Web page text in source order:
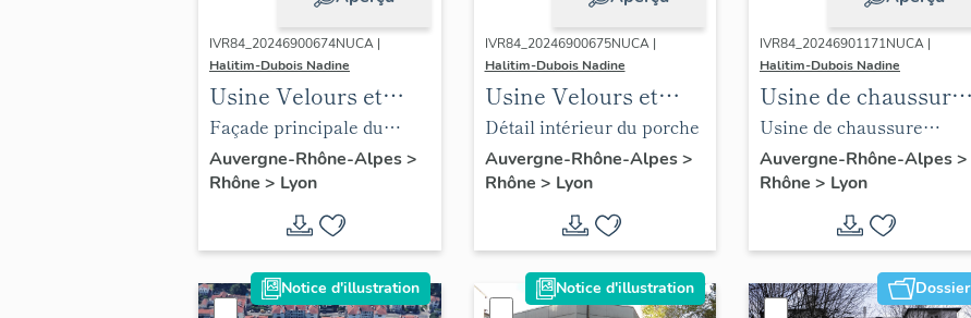
IVR84_20246900674NUCA |
Halitim-Dubois Nadine
Usine Velours et
Peluches Lyon 3e
Façade principale du
bâtiment de la rue
Baraban
Auvergne-Rhône-Alpes>
Rhône > Lyon
IVR84_20246900675NUCA |
Halitim-Dubois Nadine
Usine Velours et
Peluches Lyon 3e
Détail intérieur du porche
Auvergne-Rhône-Alpes>
Rhône > Lyon
IVR84_20246901171NUCA |
Halitim-Dubois Nadine
Usine de chaussure
Neyron Lyon 3e
Usine de chaussure
Neyron vue est
Auvergne-Rhône-Alpes>
Rhône > Lyon
Notice d'illustration Notice d'illustration Dossier